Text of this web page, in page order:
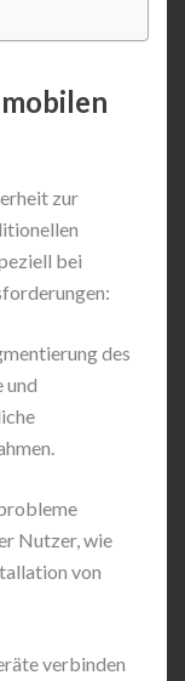
zur
bei
des
und
Nutzer, wie
von
verbinden